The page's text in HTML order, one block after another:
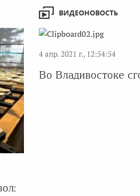
ВИДЕОНОВОСТЬ
4 апр. 2021 г., 12:54:54
Во Владивостоке